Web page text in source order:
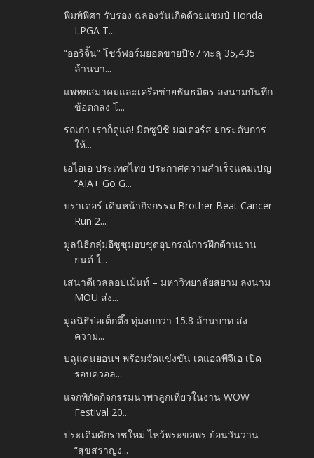
พิมพ์พิศา รับรอง ฉลองวันเกิดด้วยแชมป์ Honda
LPGA T...
“ออริจิ้น” โชว์ฟอร์มยอดขายปี’67 ทะลุ 35,435
ล้านบา...
แพทยสมาคมและเครือข่ายพันธมิตร ลงนามบันทึก
ข้อตกลง โ...
รถเก่า เราก็ดูแล! มิตซูบิชิ มอเตอร์ส ยกระดับการ
ให้...
เอไอเอ ประเทศไทย ประกาศความสำเร็จแคมเปญ
“AIA+ Go G...
บราเดอร์ เดินหน้ากิจกรรม Brother Beat Cancer
Run 2...
มูลนิธิกลุ่มอีซูซุมอบชุดอุปกรณ์การฝึกด้านยาน
ยนต์ ใ...
เสนาดีเวลลอปเม้นท์ – มหาวิทยาลัยสยาม ลงนาม
MOU ส่ง...
มูลนิธิป่อเต็กตึ๊ง ทุ่มงบกว่า 15.8 ล้านบาท ส่ง
ความ...
บลูแคนยอนฯ พร้อมจัดแข่งขัน เคแอลพีจีเอ เปิด
รอบควอล...
แจกพิกัดกิจกรรมน่าพาลูกเที่ยวในงาน WOW
Festival 20...
ประเดิมศักราชใหม่ ไหว้พระขอพร ย้อนวันวาน
“สุขสราญง...